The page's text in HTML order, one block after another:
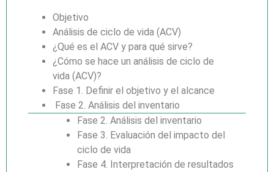
Objetivo
Análisis de ciclo de vida (ACV)
¿Qué es el ACV y para qué sirve?
¿Cómo se hace un análisis de ciclo de
vida (ACV)?
Fase 1. Definir el objetivo y el alcance
Fase 2. Análisis del inventario
Fase 2. Análisis del inventario
Fase 3. Evaluación del impacto del
ciclo de vida
Fase 4. Interpretación de resultados